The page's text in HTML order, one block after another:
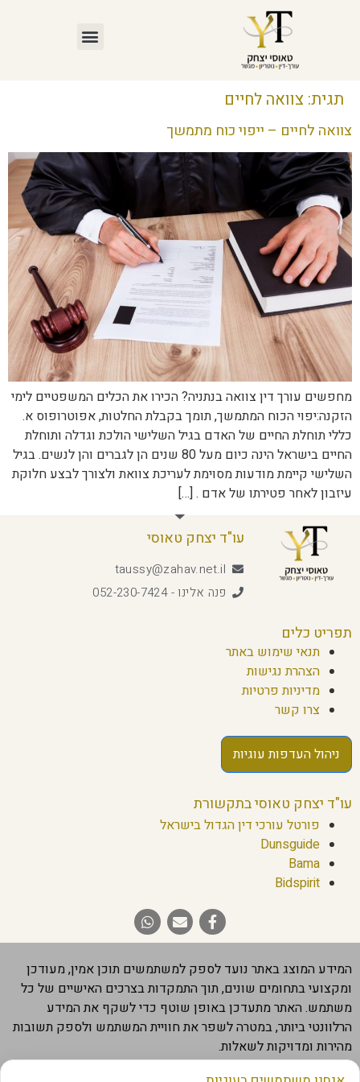
תגית: צוואה לחיים
צוואה לחיים – ייפוי כוח מתמשך
מחפשים עורך דין צוואה בנתניה? הכירו את הכלים המשפטיים לימי
הזקנה:יפוי הכוח המתמשך, תומך בקבלת החלטות, אפוטרופוס א.
כללי תוחלת החיים של האדם בגיל השלישי הולכת וגדלה ותוחלת
החיים בישראל הינה כיום מעל 80 שנים הן לגברים והן לנשים. בגיל
השלישי קיימת מודעות מסוימת לעריכת צוואת ולצורך לבצע חלוקת
עיזבון לאחר פטירתו של אדם . […]
עו"ד יצחק טאוסי
taussy@zahav.net.il
פנה אלינו - 052-230-7424
תפריט כלים
תנאי שימוש באתר
הצהרת נגישות
מדיניות פרטיות
צרו קשר
ניהול העדפות עוגיות
עו"ד יצחק טאוסי בתקשורת
פורטל עורכי דין הגדול בישראל
Dunsguide
Bama
Bidspirit
המידע המוצג באתר נועד לספק למשתמשים תוכן אמין, מעודכן
ומקצועי בתחומים שונים, תוך התמקדות בצרכים האישיים של כל
משתמש. האתר מתעדכן באופן שוטף כדי לשקף את המידע
הרלוונטי ביותר, במטרה לשפר את חוויית המשתמש ולספק תשובות
מהירות ומדויקות לשאלות.
חשוב להבהיר שהמידע המוצג באתר מבוסס על מקורות מהימנים,